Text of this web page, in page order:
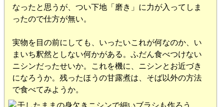
なったと思うが、つい下地「磨き」に力が入ってしま
ったので仕方が無い。
実物を目の前にしても、いったいこれが何なのか、い
まいち釈然としない何かがある。ふだん食べつけない
ニシンだったせいか。これを機に、ニシンとお近づき
になろうか。残ったほうの甘露煮は、そば以外の方法
で食べてみようか。